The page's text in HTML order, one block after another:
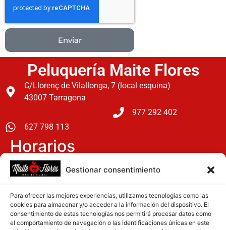
Gestionar consentimiento
Para ofrecer las mejores experiencias, utilizamos tecnologías como las
cookies para almacenar y/o acceder a la información del dispositivo. El
consentimiento de estas tecnologías nos permitirá procesar datos como
el comportamiento de navegación o las identificaciones únicas en este
Enviar
Peluquería Maite Flores
C/Llorenç de Vilallonga, 7 (local esquina)
43007 Tarragona
977 292 402
627 798 113
Horarios
Lunes: 15 h a 20 h
Martes a Viernes: 9:30 h a 19:30 h
Sabados: 9 h a 14 h